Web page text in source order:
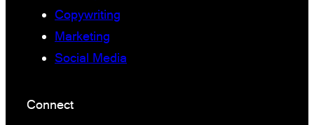
Copywriting
Marketing
Social Media
Connect